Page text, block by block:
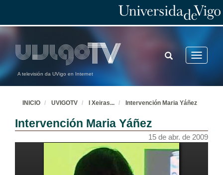
A televisión da UVigo en Internet
Toggle
TOGGLE
SEARCH
INICIO UVIGOTV I Xeiras... Intervención Maria Yáñez
Intervención Maria Yáñez
15 de abr. de 2009